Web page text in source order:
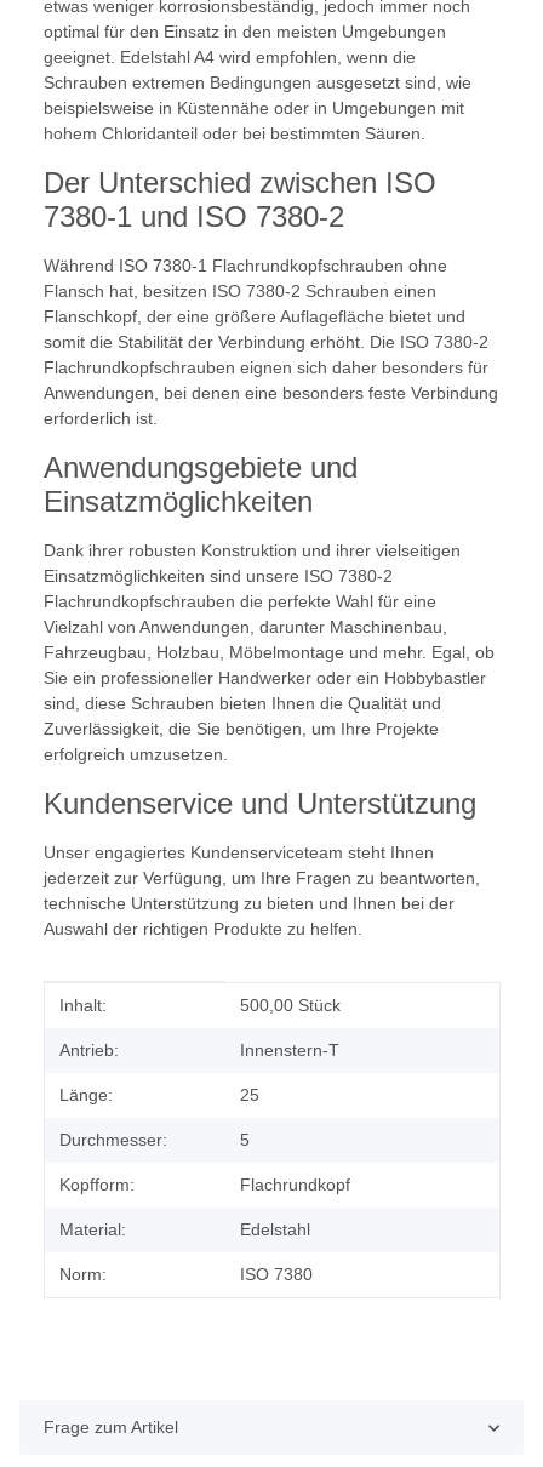
etwas weniger korrosionsbeständig, jedoch immer noch
optimal für den Einsatz in den meisten Umgebungen
geeignet. Edelstahl A4 wird empfohlen, wenn die
Schrauben extremen Bedingungen ausgesetzt sind, wie
beispielsweise in Küstennähe oder in Umgebungen mit
hohem Chloridanteil oder bei bestimmten Säuren.
Der Unterschied zwischen ISO
7380-1 und ISO 7380-2
Während ISO 7380-1 Flachrundkopfschrauben ohne
Flansch hat, besitzen ISO 7380-2 Schrauben einen
Flanschkopf, der eine größere Auflagefläche bietet und
somit die Stabilität der Verbindung erhöht. Die ISO 7380-2
Flachrundkopfschrauben eignen sich daher besonders für
Anwendungen, bei denen eine besonders feste Verbindung
erforderlich ist.
Anwendungsgebiete und
Einsatzmöglichkeiten
Dank ihrer robusten Konstruktion und ihrer vielseitigen
Einsatzmöglichkeiten sind unsere ISO 7380-2
Flachrundkopfschrauben die perfekte Wahl für eine
Vielzahl von Anwendungen, darunter Maschinenbau,
Fahrzeugbau, Holzbau, Möbelmontage und mehr. Egal, ob
Sie ein professioneller Handwerker oder ein Hobbybastler
sind, diese Schrauben bieten Ihnen die Qualität und
Zuverlässigkeit, die Sie benötigen, um Ihre Projekte
erfolgreich umzusetzen.
Kundenservice und Unterstützung
Unser engagiertes Kundenserviceteam steht Ihnen
jederzeit zur Verfügung, um Ihre Fragen zu beantworten,
technische Unterstützung zu bieten und Ihnen bei der
Auswahl der richtigen Produkte zu helfen.
Produkteigenschaft
Wert
Inhalt: 500,00 Stück
Antrieb: Innenstern-T
Länge: 25
Durchmesser: 5
Kopfform: Flachrundkopf
Material: Edelstahl
Norm: ISO 7380
Frage zum Artikel